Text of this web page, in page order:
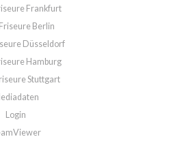
Frankfurt
Berlin
Düsseldorf
Hamburg
Stuttgart
Login